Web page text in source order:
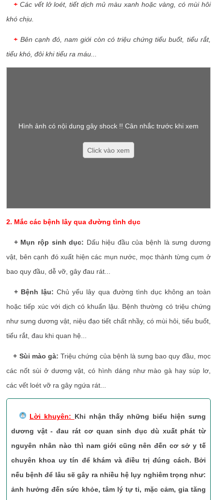
+Các vết lở loét, tiết dịch mủ màu xanh hoặc vàng, có mùi hôi
khó chịu.
+ Bên cạnh đó, nam giới còn có triệu chứng tiểu buốt, tiểu rắt,
tiểu khó, đôi khi tiểu ra máu...
Hình ảnh có nội dung gây shock !! Cân nhắc trước khi xem
Click vào xem
2. Mắc các bệnh lây qua đường tình dục
+ Mụn rộp sinh dục: Dấu hiệu đầu của bệnh là sưng dương
vật, bên cạnh đó xuất hiện các mụn nước, mọc thành từng cụm ở
bao quy đầu, dễ vỡ, gây đau rát...
+ Bệnh lậu:Chủ yếu lây qua đường tình dục không an toàn
hoặc tiếp xúc với dịch có khuẩn lậu. Bệnh thường có triệu chứng
như sưng dương vật, niệu đạo tiết chất nhầy, có mùi hôi, tiểu buốt,
tiểu rắt, đau khi quan hệ...
+ Sùi mào gà: Triệu chứng của bệnh là sưng bao quy đầu, mọc
các nốt sùi ở dương vật, có hình dáng như mào gà hay súp lơ,
các vết loét vỡ ra gây ngứa rát...
Lời khuyên: Khi nhận thấy những biểu hiện sưng
dương vật - đau rát cơ quan sinh dục dù xuất phát từ
nguyên nhân nào thì nam giới cũng nên đến cơ sở y tế
chuyên khoa uy tín để khám và điều trị đúng cách. Bởi
nếu bệnh để lâu sẽ gây ra nhiều hệ lụy nghiêm trọng như:
ảnh hưởng đến sức khỏe, tâm lý tự ti, mặc cảm, gia tăng